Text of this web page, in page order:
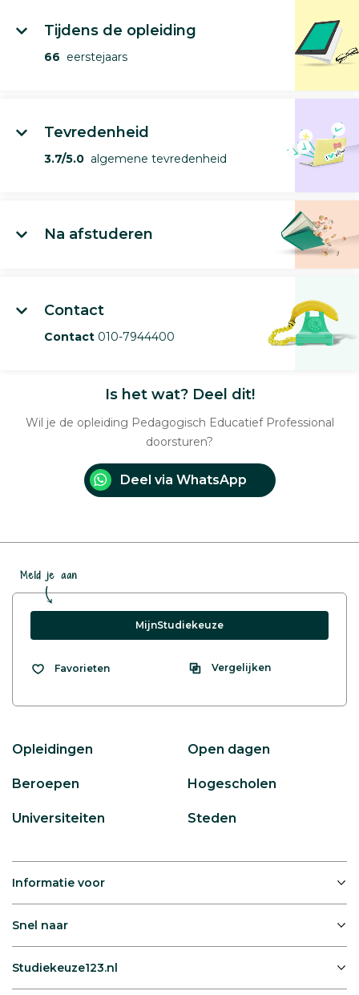
Tijdens de opleiding
66 eerstejaars
Tevredenheid
3.7/5.0 algemene tevredenheid
Na afstuderen
Contact
Contact 010-7944400
Is het wat? Deel dit!
Wil je de opleiding Pedagogisch Educatief Professional
doorsturen?
Deel via WhatsApp
Meld je aan
MijnStudiekeuze
Favorieten Vergelijken
Opleidingen Open dagen
Beroepen Hogescholen
Universiteiten Steden
Informatie voor
Snel naar
Studiekeuze123.nl